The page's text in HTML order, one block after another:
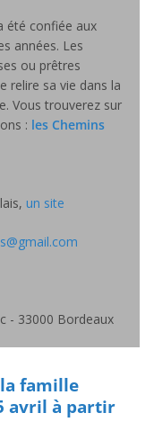
été confiée aux
années. Les
ou prêtres
relire sa vie dans la
Vous trouverez sur
: les Chemins
un site
- 33000 Bordeaux
famille
avril à partir